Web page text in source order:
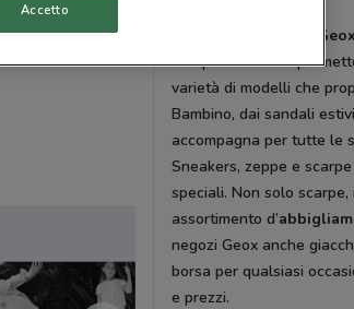
Compra nei negozi Geox
Comprare Geox ti
varietà di modelli che
Bambino, dai sandali
accompagna per tutte le
Sneakers, zeppe e
speciali. Non solo
assortimento d’
negozi Geox anche
borsa per qualsiasi
e prezzi.
Accetto